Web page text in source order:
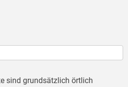
sind grundsätzlich örtlich